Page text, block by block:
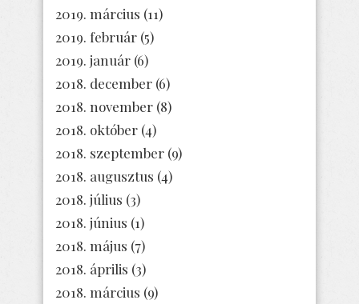
2019. március (11)
2019. február (5)
2019. január (6)
2018. december (6)
2018. november (8)
2018. október (4)
2018. szeptember (9)
2018. augusztus (4)
2018. július (3)
2018. június (1)
2018. május (7)
2018. április (3)
2018. március (9)